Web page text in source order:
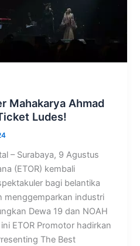
Mahakarya Ahmad
Ludes!
– Surabaya, 9 Agustus
(ETOR) kembali
bagi belantika
menggemparkan industri
Dewa 19 dan NOAH
ETOR Promotor hadirkan
The Best